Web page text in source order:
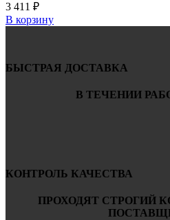
3 411 ₽
В корзину
БЫСТРАЯ ДОСТАВКА
В ТЕЧЕНИИ
КОНТРОЛЬ КАЧЕСТВА
ПРОХОДЯТ СТРОГИЙ